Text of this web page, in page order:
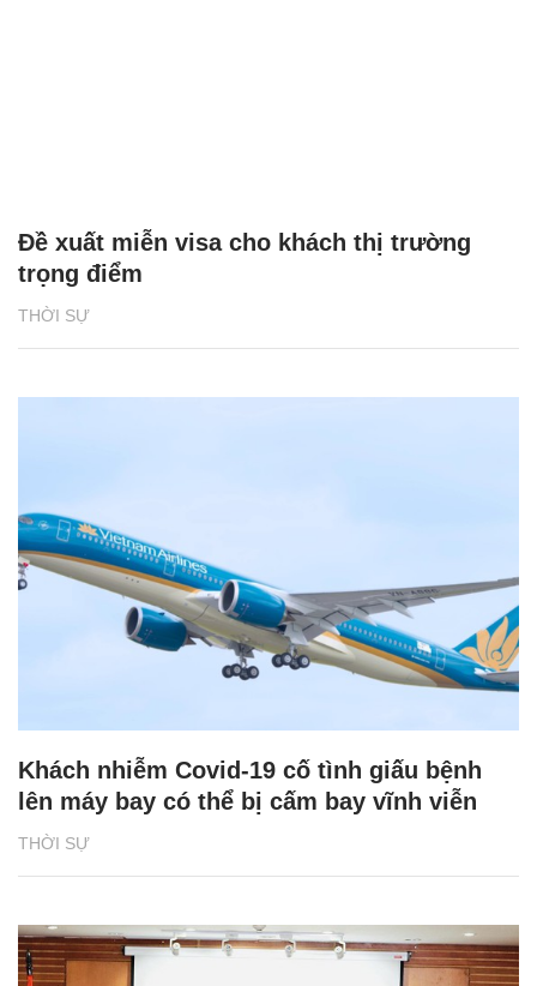
THỜI SỰ
Đề xuất miễn visa cho khách thị trường
trọng điểm
THỜI SỰ
Khách nhiễm Covid-19 cố tình giấu bệnh
lên máy bay có thể bị cấm bay vĩnh viễn